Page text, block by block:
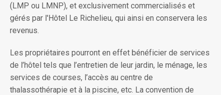
(LMP ou LMNP), et exclusivement commercialisés et
gérés par l'Hôtel Le Richelieu, qui ainsi en conservera les
revenus.
Les propriétaires pourront en effet bénéficier de services
de l’hôtel tels que l’entretien de leur jardin, le ménage, les
services de courses, l’accès au centre de
thalassothérapie et à la piscine, etc. La convention de